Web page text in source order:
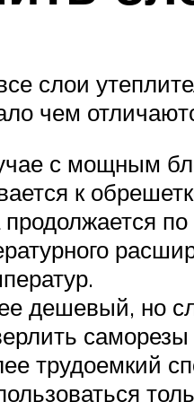
слои
чем
с мощным
к
дешевый, но
саморезы
трудоемкий